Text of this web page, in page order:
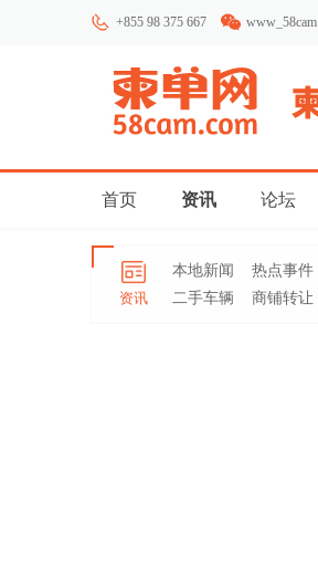
+855 98 375 667 www_58cam
首页 资讯 论坛
资讯
本地新闻 热点事件
二手车辆
商铺转让